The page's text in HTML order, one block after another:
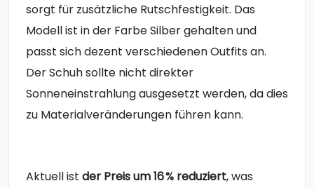
sorgt für zusätzliche Rutschfestigkeit. Das
Modell ist in der Farbe Silber gehalten und
passt sich dezent verschiedenen Outfits an.
Der Schuh sollte nicht direkter
Sonneneinstrahlung ausgesetzt werden, da dies
zu Materialveränderungen führen kann.
Aktuell ist der Preis um 16 % reduziert, was